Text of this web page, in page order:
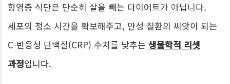
항염증 식단은 단순히 살을 빼는 다이어트가 아닙니다.
세포의 청소 시간을 확보해주고, 만성 질환의 씨앗이 되는
C-반응성 단백질(CRP) 수치를 낮추는 생물학적 리셋
과정입니다.